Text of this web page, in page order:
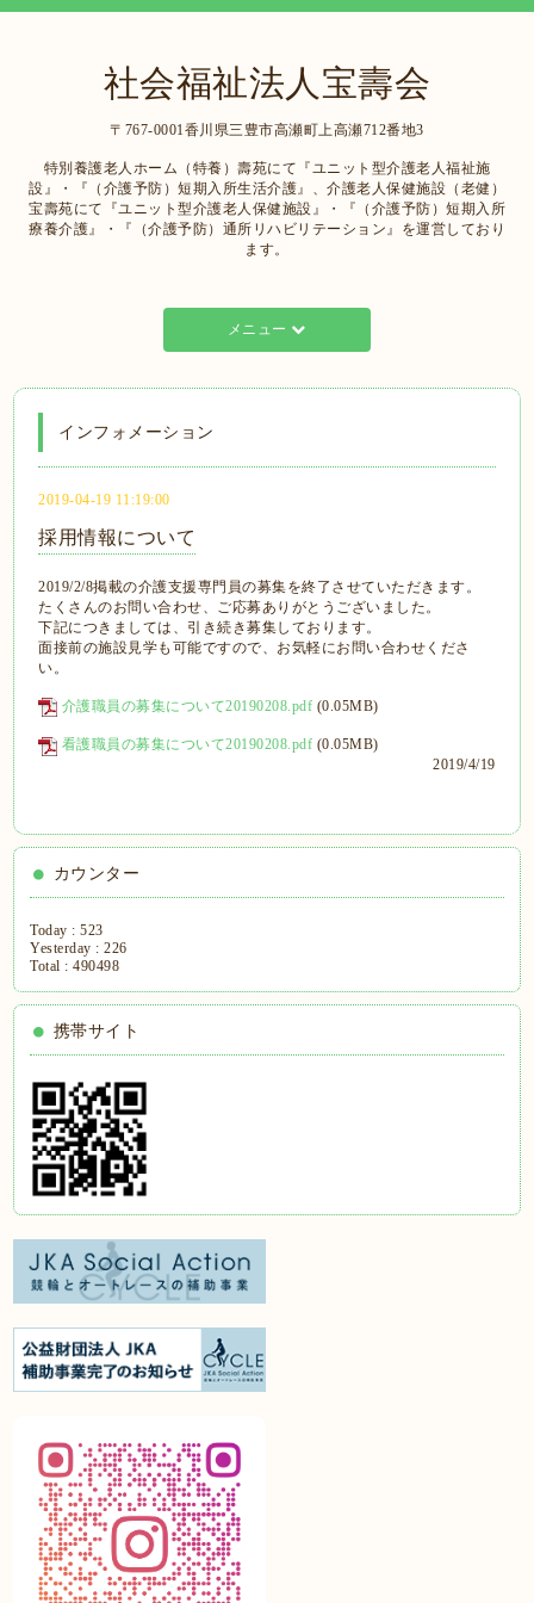
社会福祉法人宝壽会
〒767-0001香川県三豊市高瀬町上高瀬712番地3
特別養護老人ホーム（特養）壽苑にて『ユニット型介護老人福祉施
設』・『（介護予防）短期入所生活介護』、介護老人保健施設（老健）
宝壽苑にて『ユニット型介護老人保健施設』・『（介護予防）短期入所
療養介護』・『（介護予防）通所リハビリテーション』を運営しており
ます。
メニュー
インフォメーション
2019-04-19 11:19:00
採用情報について
2019/2/8掲載の介護支援専門員の募集を終了させていただきます。
たくさんのお問い合わせ、ご応募ありがとうございました。
下記につきましては、引き続き募集しております。
面接前の施設見学も可能ですので、お気軽にお問い合わせくださ
い。
介護職員の募集について20190208.pdf (0.05MB)
看護職員の募集について20190208.pdf (0.05MB)
2019/4/19
カウンター
Today :523
Yesterday :226
Total :490498
携帯サイト